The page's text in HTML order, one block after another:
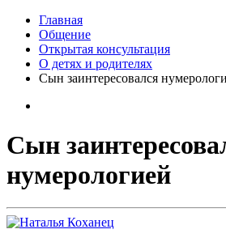
Главная
Общение
Открытая консультация
О детях и родителях
Сын заинтересовался
Сын
нумерологией